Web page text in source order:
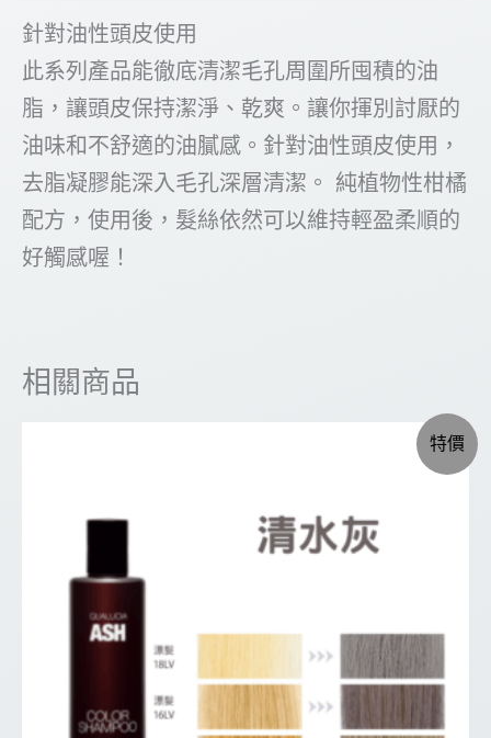
針對油性頭皮使用
此系列產品能徹底清潔毛孔周圍所囤積的油
脂，讓頭皮保持潔淨、乾爽。讓你揮別討厭的
油味和不舒適的油膩感。針對油性頭皮使用，
去脂凝膠能深入毛孔深層清潔。 純植物性柑橘
配方，使用後，髮絲依然可以維持輕盈柔順的
好觸感喔！
相關商品
特價